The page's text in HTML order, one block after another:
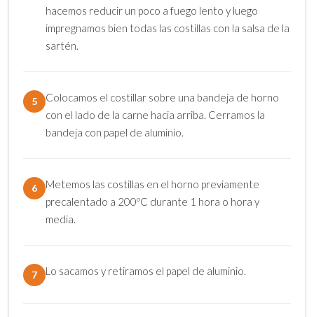
hacemos reducir un poco a fuego lento y luego
impregnamos bien todas las costillas con la salsa de la
sartén.
5
Colocamos el costillar sobre una bandeja de horno
con el lado de la carne hacia arriba. Cerramos la
bandeja con papel de aluminio.
6
Metemos las costillas en el horno previamente
precalentado a 200ºC durante 1 hora o hora y
media.
7 Lo sacamos y retiramos el papel de aluminio.